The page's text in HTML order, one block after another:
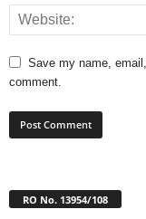
Save my name,
comment.
RO No. 13954/108